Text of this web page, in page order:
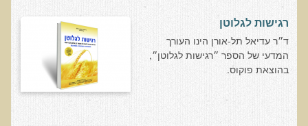
רפואה פונקציונאלית
מצבים קליניים ספציפיים
רגישות לגלוטן
ד״ר עדיאל תל-אורן הינו העורך
המדעי של הספר ״רגישות לגלוטן״,
בהוצאת פוקוס.